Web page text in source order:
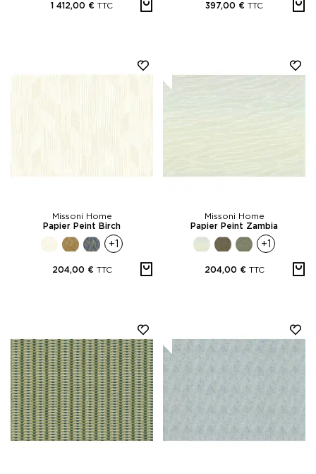
1 412,00 € TTC 397,00 € TTC
Missoni Home
Papier Peint Birch
+1
204,00 € TTC
Missoni Home
Papier Peint Zambia
+1
204,00 € TTC